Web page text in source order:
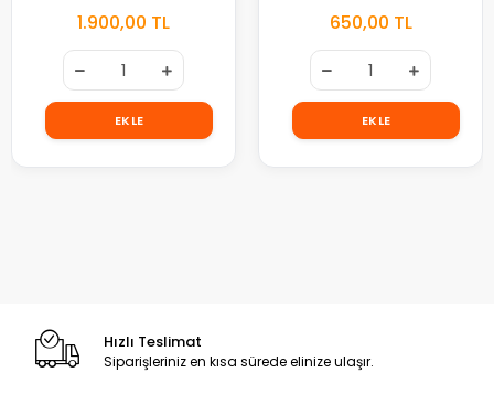
1.900,00 TL
EKLE
650,00 TL
EKLE
Hızlı Teslimat
Siparişleriniz en kısa sürede elinize ulaşır.